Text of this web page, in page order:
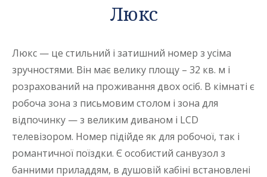
Люкс
Люкс — це стильний і затишний номер з усіма
зручностями. Він має велику площу – 32 кв. м і
розрахований на проживання двох осіб. В кімнаті є
робоча зона з письмовим столом і зона для
відпочинку — з великим диваном і LCD
телевізором. Номер підійде як для робочої, так і
романтичної поїздки. Є особистий санвузол з
банними приладдям, в душовій кабіні встановлені